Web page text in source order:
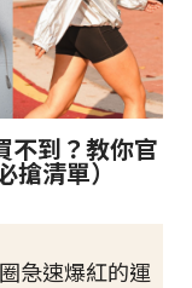
不到？教你官
清單）
急速爆紅的運